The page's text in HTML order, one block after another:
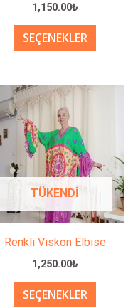
1,150.00₺
SEÇENEKLER
TÜKENDI
Renkli Viskon Elbise
1,250.00₺
SEÇENEKLER
fazla
ürün